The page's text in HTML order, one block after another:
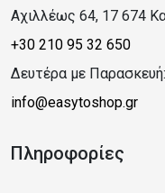
Αχιλλέως 64, 17 674
+30 210 95 32 650
Δευτέρα με
info@easytoshop.gr
Πληροφορίες